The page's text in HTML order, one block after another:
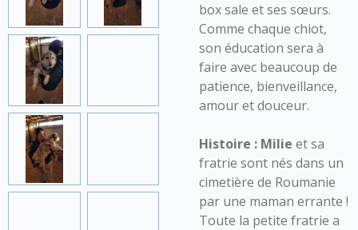
box sale et ses sœurs.
Comme chaque chiot,
son éducation sera à
faire avec beaucoup de
patience, bienveillance,
amour et douceur.
Histoire : Milie et sa
fratrie sont nés dans un
cimetière de Roumanie
par une maman errante !
Toute la petite fratrie a